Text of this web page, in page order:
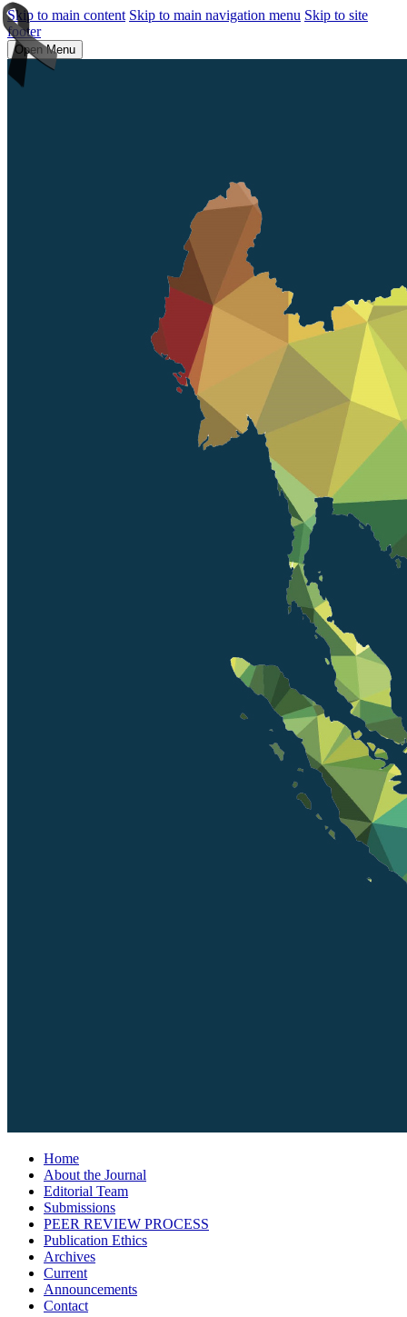
Skip to main content Skip to main navigation menu Skip to site
footer
Open Menu
Home
About the Journal
Editorial Team
Submissions
PEER REVIEW PROCESS
Publication Ethics
Archives
Current
Announcements
Contact